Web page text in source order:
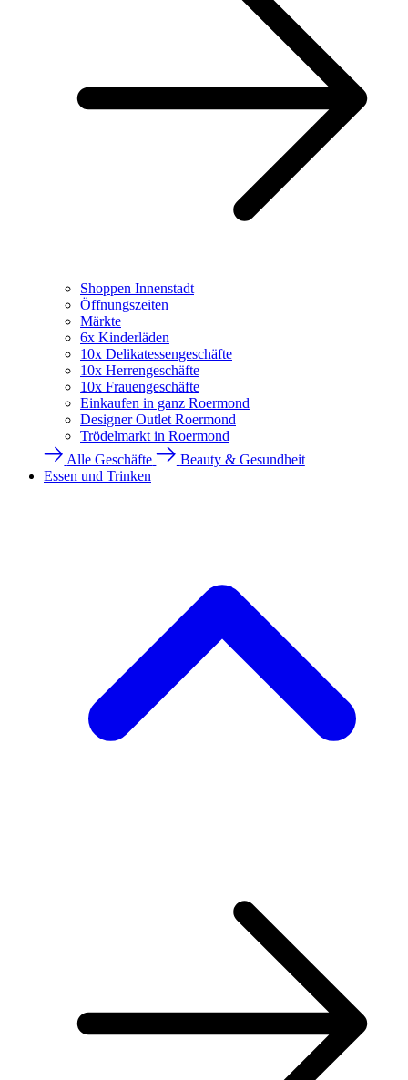
Shoppen Innenstadt
Öffnungszeiten
Märkte
6x Kinderläden
10x Delikatessengeschäfte
10x Herrengeschäfte
10x Frauengeschäfte
Einkaufen in ganz Roermond
Designer Outlet Roermond
Trödelmarkt in Roermond
Alle Geschäfte
Beauty & Gesundheit
Essen und Trinken